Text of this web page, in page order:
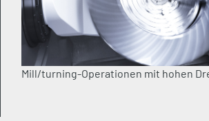
Mill/turning-Operationen mit hohen